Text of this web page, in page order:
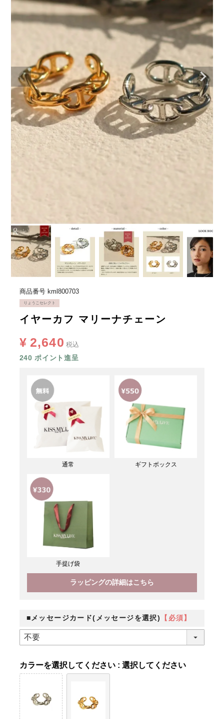
商品番号 kml800703
りょうこセレクト
イヤーカフ マリーナチェーン
¥ 2,640 税込
240 ポイント進呈
通常 ギフトボックス
手提げ袋
ラッピングの詳細はこちら
■メッセージカード(メッセージを選択) 【必須】
カラー 選択してください